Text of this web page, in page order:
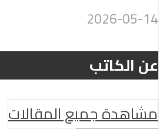
2026-05-14
عن الكاتب
مشاهدة جميع المقالات